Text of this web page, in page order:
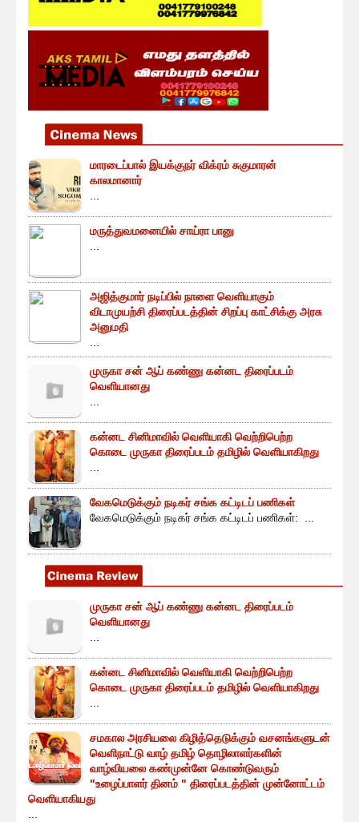
மாரடைப்பால் இயக்குநர் விக்ரம் சுகுமாரன்
காலமானார்
...
மருத்துவமனையில் சாய்ரா பானு
...
அஜித்குமார் நடிப்பில் நாளை வெளியாகும்
விடாமுயற்சி திரைப்படத்தின் சிறப்பு காட்சிக்கு அரசு
அனுமதி
...
முருகா சன் ஆப் கண்ணு கன்னட திரைப்படம்
வெளியானது
...
கன்னட சினிமாவில் வெளியாகி வெற்றிபெற்ற
கொடை முருகா திரைப்படம் தமிழில் வெளியாகிறது
...
வேகமெடுக்கும் நடிகர் சங்க கட்டிடப் பணிகள்
வேகமெடுக்கும் நடிகர் சங்க கட்டிடப் பணிகள்: ...
முருகா சன் ஆப் கண்ணு கன்னட திரைப்படம்
வெளியானது
...
கன்னட சினிமாவில் வெளியாகி வெற்றிபெற்ற
கொடை முருகா திரைப்படம் தமிழில் வெளியாகிறது
...
சமகால அரசியலை கிழித்தெடுக்கும் வசனங்களுடன்
வெளிநாட்டு வாழ் தமிழ் தொழிலாளர்களின்
வாழ்வியலை கண்முன்னே கொண்டுவரும்
"உழைப்பாளர் தினம் " திரைப்படத்தின் முன்னோட்டம்
வெளியாகியது
...